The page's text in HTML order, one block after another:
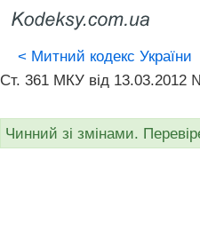
< Митний кодекс України
Ст. 361 МКУ від 13.03.2012
Чинний зі змінами.